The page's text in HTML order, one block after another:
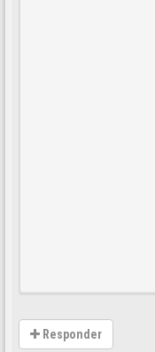
Responder